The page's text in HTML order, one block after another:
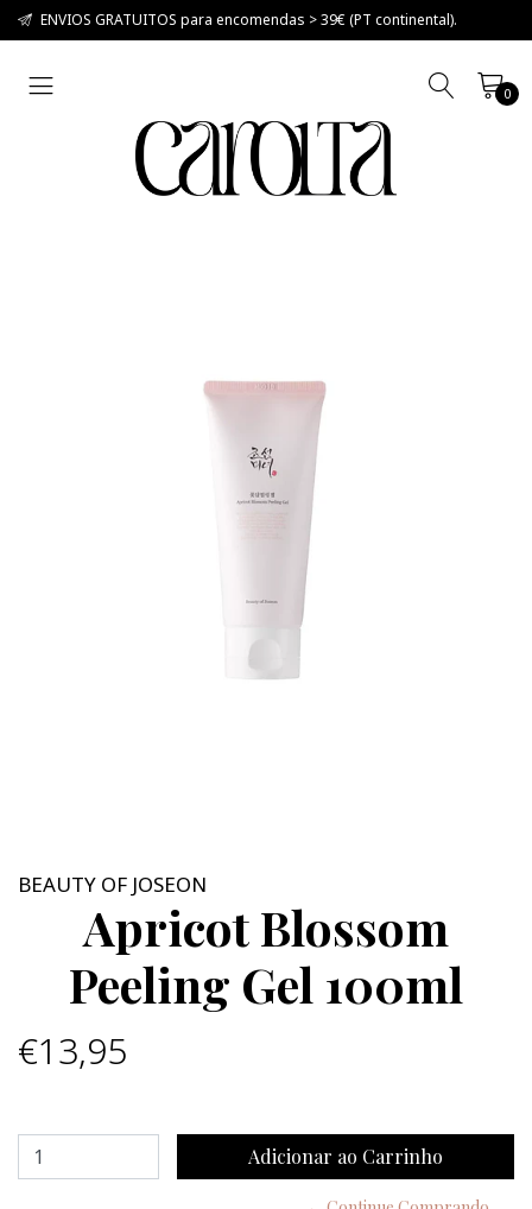
ENVIOS GRATUITOS para encomendas > 39€ (PT continental).
0
BEAUTY OF JOSEON
Apricot Blossom
Peeling Gel 100ml
€13,95